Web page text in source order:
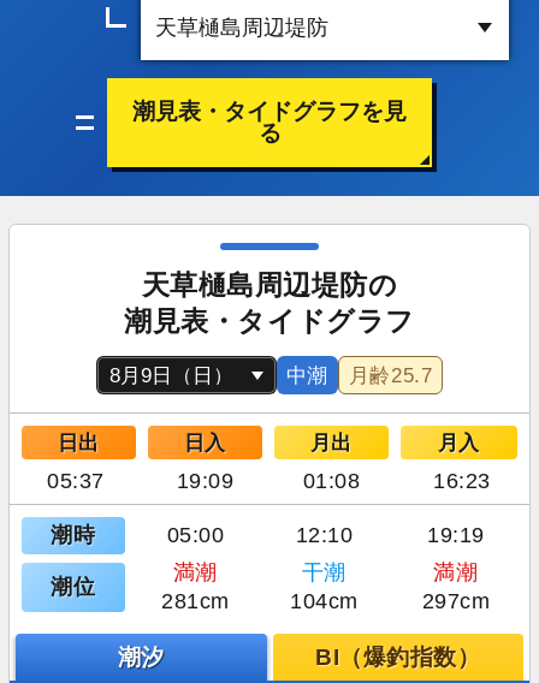
潮見表・タイドグラフを見
る
天草樋島周辺堤防の
潮見表・タイドグラフ
中潮 月齢25.7
日出 日入 月出 月入
05:37 19:09 01:08 16:23
潮時 05:00 12:10 19:19
潮位
満潮 干潮
満潮
281cm
104cm 297cm
潮汐 BI（爆釣指数）